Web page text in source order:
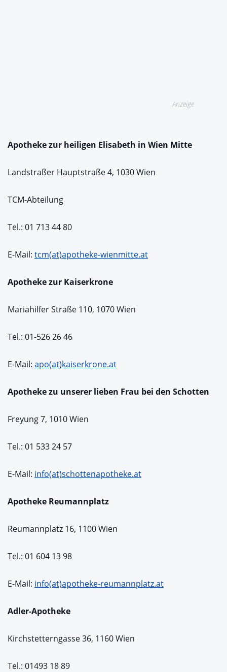
Anzeige
Apotheke zur heiligen Elisabeth in Wien Mitte
Landstraßer Hauptstraße 4, 1030 Wien
TCM-Abteilung
Tel.: 01 713 44 80
E-Mail: tcm(at)apotheke-wienmitte.at
Apotheke zur Kaiserkrone
Mariahilfer Straße 110, 1070 Wien
Tel.: 01-526 26 46
E-Mail: apo(at)kaiserkrone.at
Apotheke zu unserer lieben Frau bei den Schotten
Freyung 7, 1010 Wien
Tel.: 01 533 24 57
E-Mail: info(at)schottenapotheke.at
Apotheke Reumannplatz
Reumannplatz 16, 1100 Wien
Tel.: 01 604 13 98
E-Mail: info(at)apotheke-reumannplatz.at
Adler-Apotheke
Kirchstetterngasse 36, 1160 Wien
Tel.: 01493 18 89